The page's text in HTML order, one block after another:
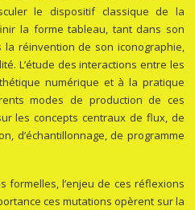
le dispositif classique de la
la forme tableau, tant dans son
réinvention de son iconographie,
L’étude des interactions entre les
numérique et à la pratique
modes de production de ces
les concepts centraux de flux, de
d’échantillonnage, de programme
formelles, l’enjeu de ces réflexions
ces mutations opèrent sur la